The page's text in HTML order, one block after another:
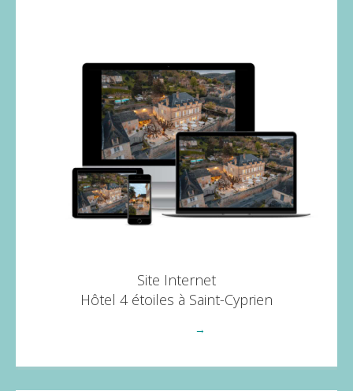
Site Internet
Hôtel 4 étoiles à Saint-Cyprien
→